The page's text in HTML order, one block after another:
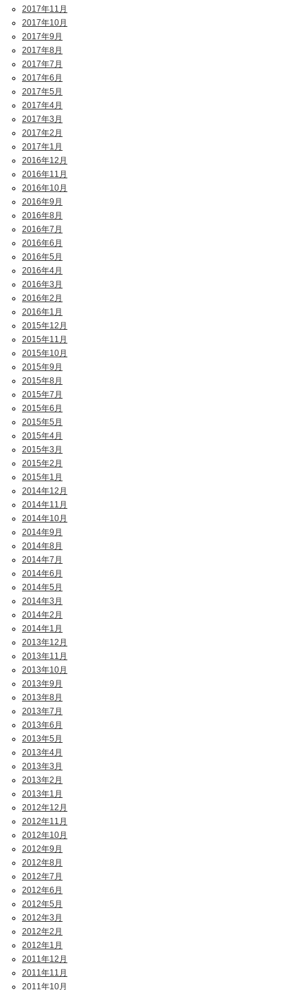
2017年11月
2017年10月
2017年9月
2017年8月
2017年7月
2017年6月
2017年5月
2017年4月
2017年3月
2017年2月
2017年1月
2016年12月
2016年11月
2016年10月
2016年9月
2016年8月
2016年7月
2016年6月
2016年5月
2016年4月
2016年3月
2016年2月
2016年1月
2015年12月
2015年11月
2015年10月
2015年9月
2015年8月
2015年7月
2015年6月
2015年5月
2015年4月
2015年3月
2015年2月
2015年1月
2014年12月
2014年11月
2014年10月
2014年9月
2014年8月
2014年7月
2014年6月
2014年5月
2014年3月
2014年2月
2014年1月
2013年12月
2013年11月
2013年10月
2013年9月
2013年8月
2013年7月
2013年6月
2013年5月
2013年4月
2013年3月
2013年2月
2013年1月
2012年12月
2012年11月
2012年10月
2012年9月
2012年8月
2012年7月
2012年6月
2012年5月
2012年3月
2012年2月
2012年1月
2011年12月
2011年11月
2011年10月